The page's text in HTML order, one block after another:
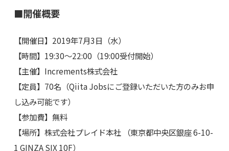
■開催概要
【開催日】2019年7月3日（水）
【時間】19:30〜22:00（19:00受付開始）
【主催】Increments株式会社
【定員】70名（Qiita Jobsにご登録いただいた方のみお申
し込み可能です）
【参加費】無料
【場所】株式会社プレイド本社 （東京都中央区銀座 6-10-
1 GINZA SIX 10F）